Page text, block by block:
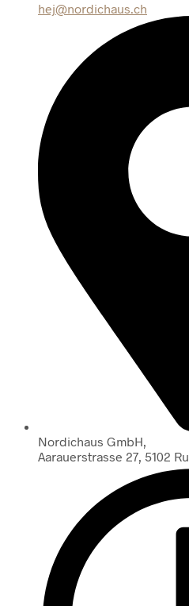
hej@nordichaus.ch
Nordichaus GmbH,
Aarauerstrasse 27, 5102